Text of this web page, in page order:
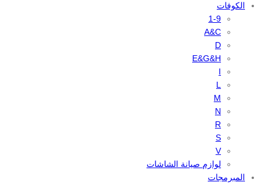
الكوفات
1-9
A&C
D
E&G&H
I
L
M
N
R
S
V
لوازم صيانة الشاشات
المبرمجات